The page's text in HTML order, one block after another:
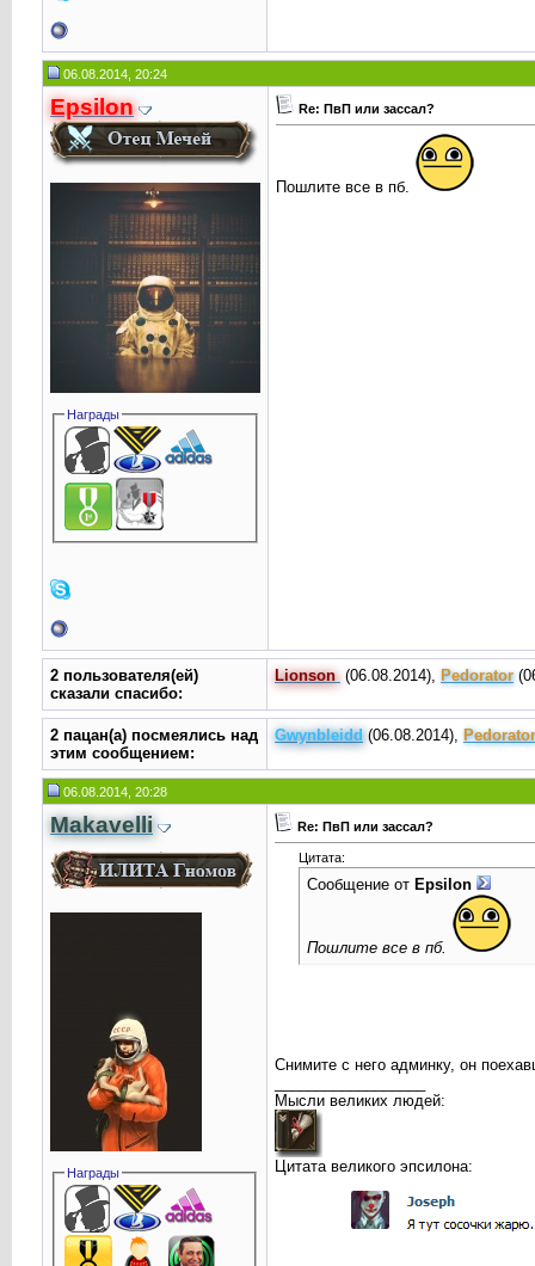
06.08.2014, 20:24
Epsilon
Награды
Re: ПвП или зассал?
Пошлите все в пб.
2 пользователя(ей)
сказали cпасибо:
Lionson (06.08.2014), Реdorator
2 пацан(а) посмеялись над
этим сообщением:
Gwynbleidd(06.08.2014), Реdorator
06.08.2014, 20:28
Makavelli
Награды
Re: ПвП или зассал?
Цитата:
Сообщение от Epsilоn
Пошлите все в пб.
Снимите с него админку, он
Мысли великих людей:
Цитата великого эпсилона: